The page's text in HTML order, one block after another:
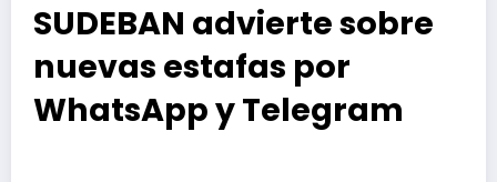
SUDEBAN advierte sobre
nuevas estafas por
WhatsApp y Telegram